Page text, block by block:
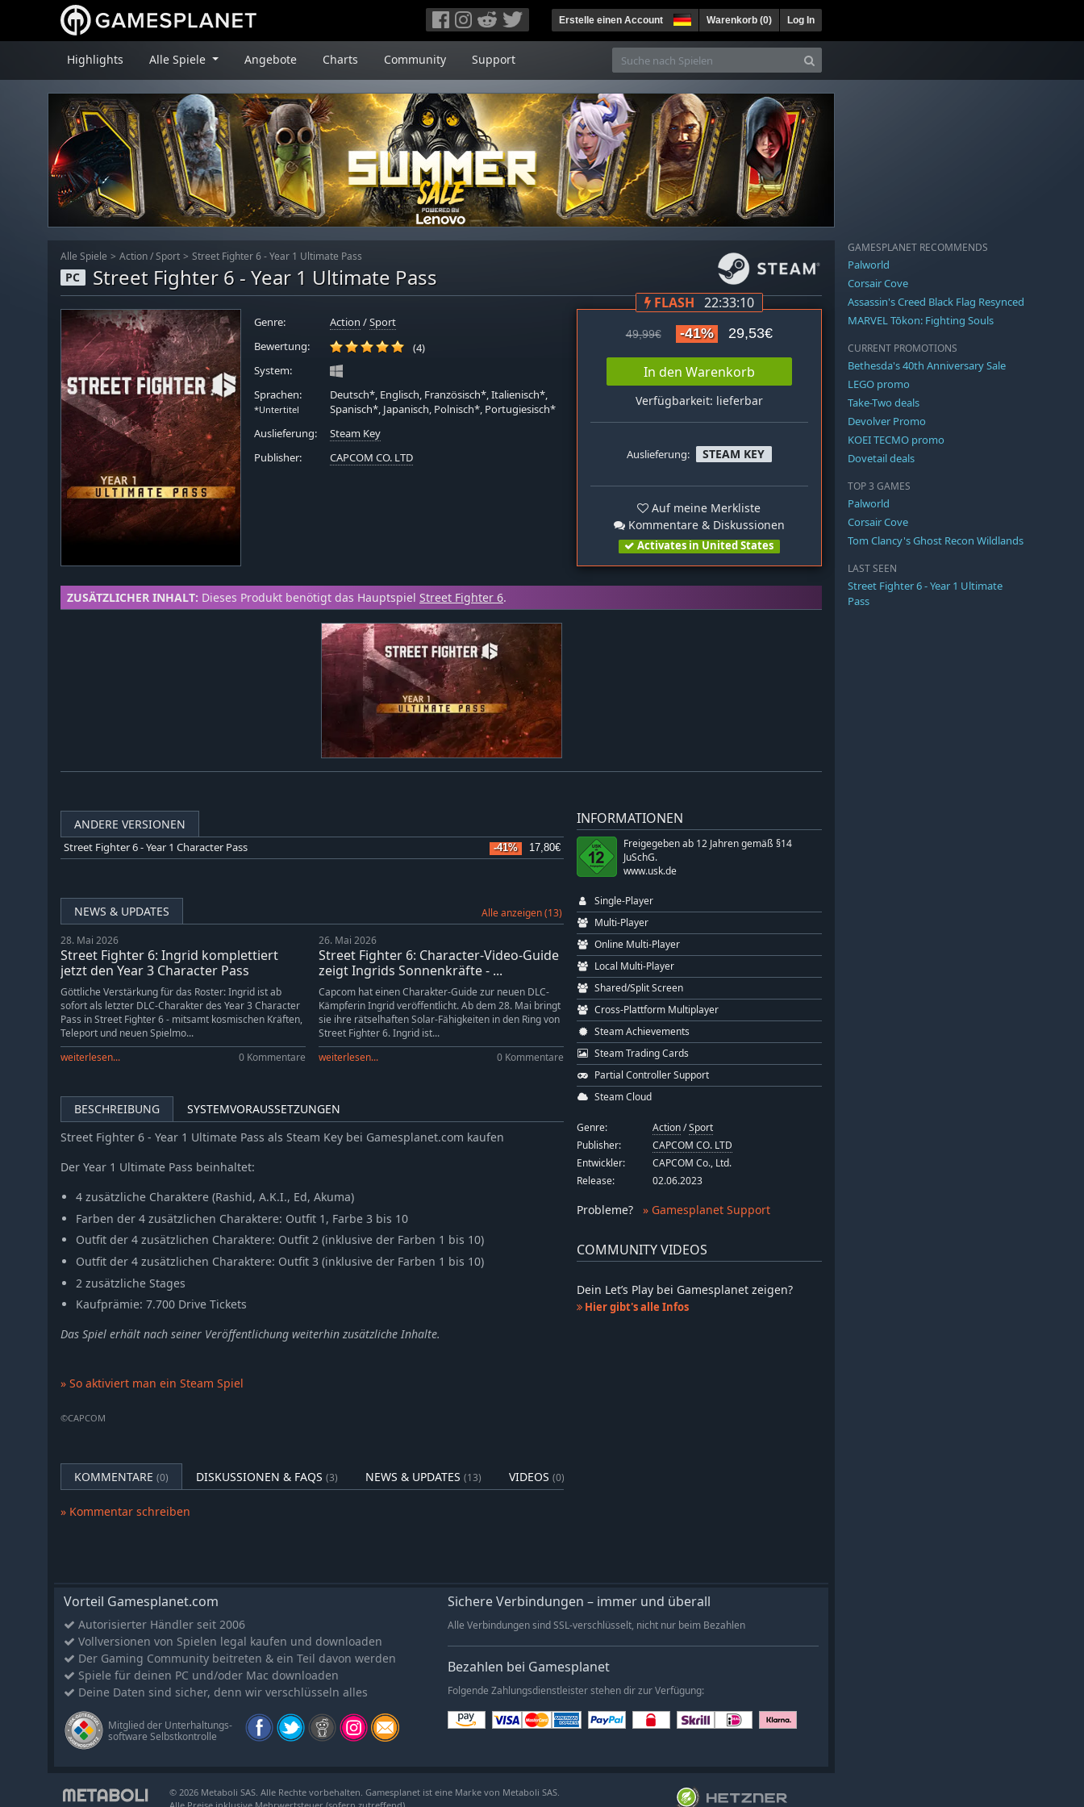
Erstelle einen Account Warenkorb (0) Log In
Highlights Alle Spiele Angebote Charts Community Support
Alle Spiele Action / Sport Street Fighter 6 - Year 1 Ultimate Pass
PC Street Fighter 6 - Year 1 Ultimate Pass
Genre: Action /Sport
Bewertung:
(4)
System:
Sprachen:
*Untertitel
Deutsch*, Englisch, Französisch*, Italienisch*,
Spanisch*, Japanisch, Polnisch*, Portugiesisch*
Auslieferung:
Steam Key
Publisher:
CAPCOM CO. LTD
FLASH 22:33:10
49,99€ -41% 29,53€
In den Warenkorb
Verfügbarkeit: lieferbar
Auslieferung: STEAM KEY
Auf meine Merkliste
Kommentare & Diskussionen
Activates in United States
ZUSÄTZLICHER INHALT: Dieses Produkt benötigt das Hauptspiel Street Fighter 6.
ANDERE VERSIONEN
Street Fighter 6 - Year 1 Character Pass -41% 17,80€
NEWS & UPDATES Alle anzeigen (13)
28. Mai 2026
Street Fighter 6: Ingrid komplettiert
jetzt den Year 3 Character Pass
Göttliche Verstärkung für das Roster: Ingrid ist ab
sofort als letzter DLC-Charakter des Year 3 Character
Pass in Street Fighter 6 - mitsamt kosmischen Kräften,
Teleport und neuen Spielmo...
weiterlesen...
0 Kommentare
26. Mai 2026
Street Fighter 6: Character-Video-Guide
zeigt Ingrids Sonnenkräfte - ...
Capcom hat einen Charakter-Guide zur neuen DLC-
Kämpferin Ingrid veröffentlicht. Ab dem 28. Mai bringt
sie ihre rätselhaften Solar-Fähigkeiten in den Ring von
Street Fighter 6. Ingrid ist...
weiterlesen...
0 Kommentare
BESCHREIBUNG
SYSTEMVORAUSSETZUNGEN
Street Fighter 6 - Year 1 Ultimate Pass als Steam Key bei Gamesplanet.com kaufen
Der Year 1 Ultimate Pass beinhaltet:
4 zusätzliche Charaktere (Rashid, A.K.I., Ed, Akuma)
Farben der 4 zusätzlichen Charaktere: Outfit 1, Farbe 3 bis 10
Outfit der 4 zusätzlichen Charaktere: Outfit 2 (inklusive der Farben 1 bis 10)
Outfit der 4 zusätzlichen Charaktere: Outfit 3 (inklusive der Farben 1 bis 10)
2 zusätzliche Stages
Kaufprämie: 7.700 Drive Tickets
Das Spiel erhält nach seiner Veröffentlichung weiterhin zusätzliche Inhalte.
» So aktiviert man ein Steam Spiel
©CAPCOM
KOMMENTARE (0) DISKUSSIONEN & FAQS (3) NEWS & UPDATES (13) VIDEOS (0)
» Kommentar schreiben
INFORMATIONEN
Freigegeben ab 12 Jahren gemäß §14
JuSchG.
www.usk.de
Single-Player
Multi-Player
Online Multi-Player
Local Multi-Player
Shared/Split Screen
Cross-Plattform Multiplayer
Steam Achievements
Steam Trading Cards
Partial Controller Support
Steam Cloud
Genre: Action/Sport
Publisher:
CAPCOM CO. LTD
Entwickler:
CAPCOM Co., Ltd.
Release:
02.06.2023
Probleme? » Gamesplanet Support
COMMUNITY VIDEOS
Dein Let’s Play bei Gamesplanet zeigen?
Hier gibt's alle Infos
Vorteil Gamesplanet.com
Autorisierter Händler seit 2006
Vollversionen von Spielen legal kaufen und downloaden
Der Gaming Community beitreten & ein Teil davon werden
Spiele für deinen PC und/oder Mac downloaden
Deine Daten sind sicher, denn wir verschlüsseln alles
Mitglied der Unterhaltungs-
software Selbstkontrolle
Sichere Verbindungen – immer und überall
Alle Verbindungen sind SSL-verschlüsselt, nicht nur beim Bezahlen
Bezahlen bei Gamesplanet
Folgende Zahlungsdienstleister stehen dir zur Verfügung:
GAMESPLANET RECOMMENDS
Palworld
Corsair Cove
Assassin's Creed Black Flag Resynced
MARVEL Tōkon: Fighting Souls
CURRENT PROMOTIONS
Bethesda's 40th Anniversary Sale
LEGO promo
Take-Two deals
Devolver Promo
KOEI TECMO promo
Dovetail deals
TOP 3 GAMES
Palworld
Corsair Cove
Tom Clancy's Ghost Recon Wildlands
LAST SEEN
Street Fighter 6 - Year 1 Ultimate
Pass
© 2026 Metaboli SAS. Alle Rechte vorbehalten. Gamesplanet ist eine Marke von Metaboli SAS.